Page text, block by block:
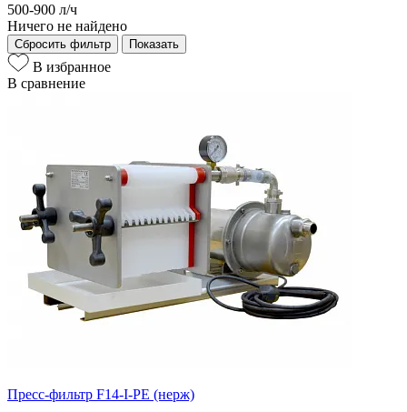
500-900 л/ч
Ничего не найдено
Сбросить фильтр Показать
В избранное
В сравнение
Пресс-фильтр F14-I-PE (нерж)